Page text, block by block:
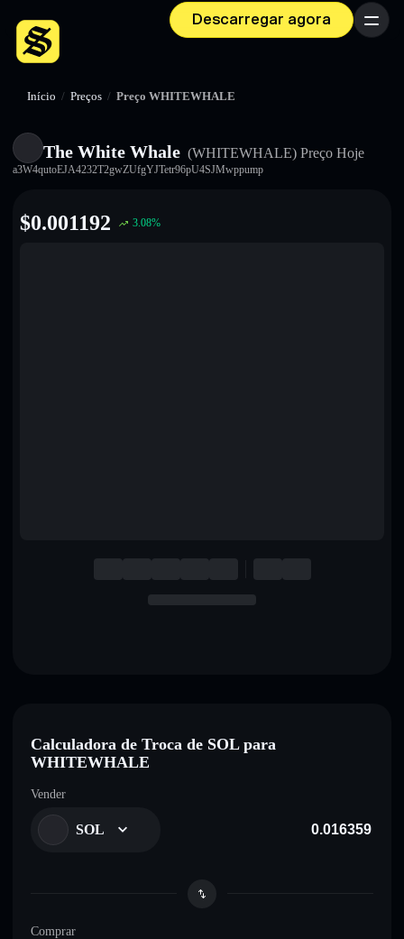
Descarregar agora Menu
Início / Preços / Preço WHITEWHALE
The White Whale (WHITEWHALE) Preço Hoje
a3W4qutoEJA4232T2gwZUfgYJTetr96pU4SJMwppump
$0.001192 3.08%
Calculadora de Troca de SOL para
WHITEWHALE
Vender
SOL
Comprar